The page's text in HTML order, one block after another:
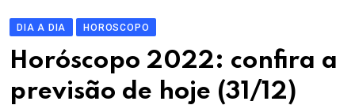
DIA A DIA HOROSCOPO
Horóscopo 2022: confira a
previsão de hoje (31/12)